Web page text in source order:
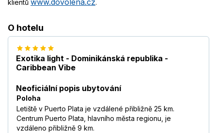
klientů www.dovolena.cz.
O hotelu
Exotika light - Dominikánská republika -
Caribbean Vibe
Neoficiální popis ubytování
Poloha
Letiště v Puerto Plata je vzdálené přibližně 25 km.
Centrum Puerto Plata, hlavního města regionu, je
vzdáleno přibližně 9 km.